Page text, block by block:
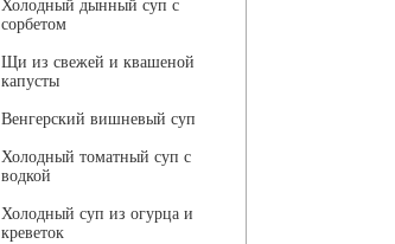
Холодный дынный суп с
сорбетом
Щи из свежей и квашеной
капусты
Венгерский вишневый суп
Холодный томатный суп с
водкой
Холодный суп из огурца и
креветок